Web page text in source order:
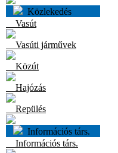
Közlekedés
Vasút
Vasúti járművek
Közút
Hajózás
Repülés
Információs társ.
Információs társ.